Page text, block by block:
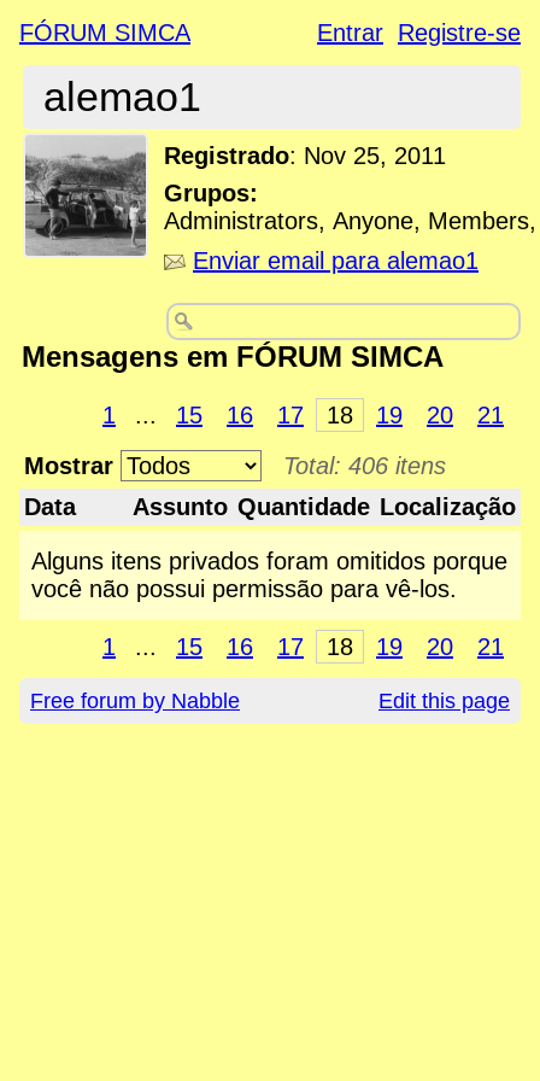
FÓRUM SIMCA Entrar Registre-se
alemao1
Registrado: Nov 25, 2011
Grupos:
Administrators, Anyone,
Enviar email para alemao1
Mensagens em FÓRUM SIMCA
1 ... 15 16 17 18 19 20
21
Mostrar
Total: 406 itens
Data
Assunto Quantidade Localização
Alguns itens privados foram omitidos porque
você não possui permissão para vê-los.
1 ... 15 16 17 18 19 20 21
Free forum by Nabble Edit this page